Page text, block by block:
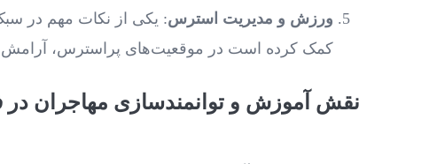
ورزش و مدیریت استرس: یکی از نکات مهم در
کمک کرده است در موقعیت‌های پراسترس، آرامش
نقش آموزش و توانمندسازی مهاجران در